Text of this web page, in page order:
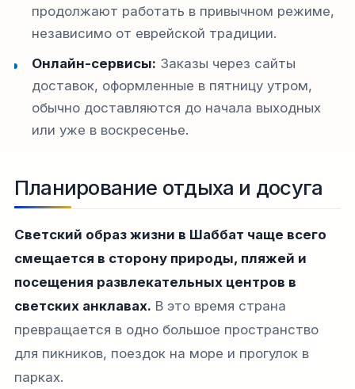
продолжают работать в привычном режиме,
независимо от еврейской традиции.
Онлайн-сервисы: Заказы через сайты
доставок, оформленные в пятницу утром,
обычно доставляются до начала выходных
или уже в воскресенье.
Планирование отдыха и досуга
Светский образ жизни в Шаббат чаще всего
смещается в сторону природы, пляжей и
посещения развлекательных центров в
светских анклавах. В это время страна
превращается в одно большое пространство
для пикников, поездок на море и прогулок в
парках.